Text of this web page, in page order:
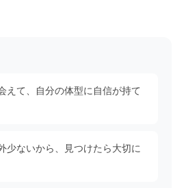
えて、自分の体型に自信が持て
少ないから、見つけたら大切に